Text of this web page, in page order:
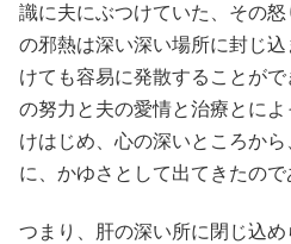
識に夫にぶつけていた、その
の邪熱は深い深い場所に封じ
けても容易に発散することが
の努力と夫の愛情と治療とに
けはじめ、心の深いところか
に、かゆさとして出てきたので
つまり、肝の深い所に閉じ込